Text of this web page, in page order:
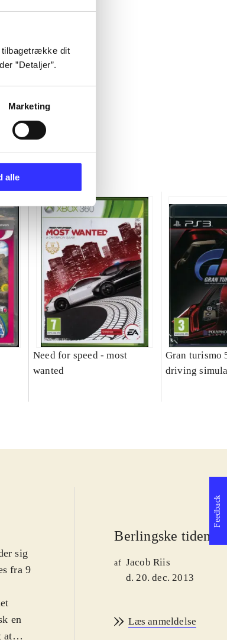
tilbagetrække dit
”Detaljer”.
Marketing
alle
Need for speed - most
wanted
Gran turismo
driving
sig
fra 9
en
at
Berlingske tidende
af Jacob Riis
d. 20. dec. 2013
Læs anmeldelse
Feedback